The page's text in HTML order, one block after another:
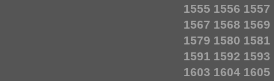
1555 1556 1557
1567 1568 1569
1579 1580 1581
1591 1592 1593
1603 1604 1605